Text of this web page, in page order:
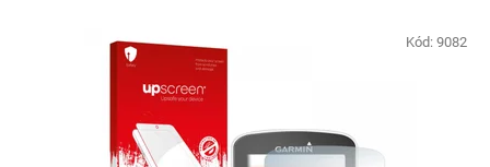
Kód: 9082